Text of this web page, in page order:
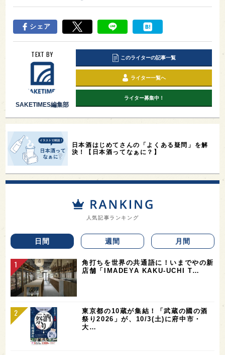
シェア
TEXT BY
SAKETIMES編集部
このライターの記事一覧
ライター一覧へ
ライター募集中！
日本酒はじめてさんの「よくある疑問」を解
決！【日本酒ってなぁに？】
人気記事ランキング
日間 週間 月間
角打ちを世界の共通語に！いまでやの新
店舗「IMADEYA KAKU-UCHI T…
東京都の10蔵が集結！「武蔵の國の酒
祭り2026」が、10/3(土)に府中市・
大…